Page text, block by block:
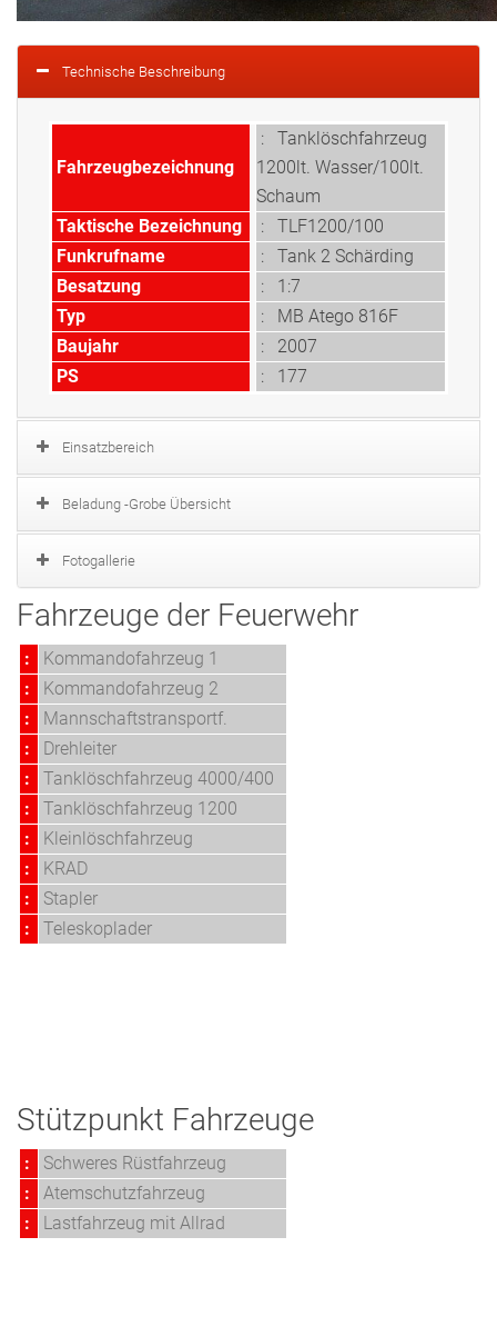
Technische Beschreibung
Fahrzeugbezeichnung
: Tanklöschfahrzeug
1200lt. Wasser/100lt.
Schaum
Taktische Bezeichnung
: TLF1200/100
Funkrufname
: Tank 2 Schärding
Besatzung
: 1:7
Typ
: MB Atego 816F
Baujahr
: 2007
PS
: 177
Einsatzbereich
Beladung -Grobe Übersicht
Fotogallerie
Fahrzeuge der Feuerwehr
:
Kommandofahrzeug 1
:
Kommandofahrzeug 2
:
Mannschaftstransportf.
:
Drehleiter
:
Tanklöschfahrzeug 4000/400
:
Tanklöschfahrzeug 1200
:
Kleinlöschfahrzeug
:
KRAD
:
Stapler
:
Teleskoplader
Stützpunkt Fahrzeuge
:
Schweres Rüstfahrzeug
:
Atemschutzfahrzeug
:
Lastfahrzeug mit Allrad